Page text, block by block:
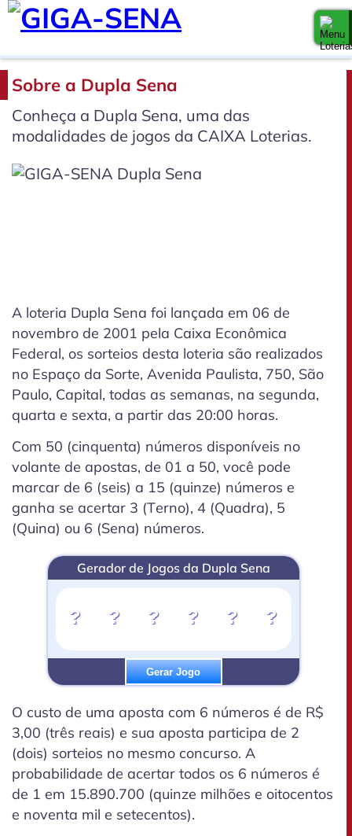
Sobre a Dupla Sena
Conheça a Dupla Sena, uma das
modalidades de jogos da CAIXA Loterias.
A loteria Dupla Sena foi lançada em 06 de
novembro de 2001 pela Caixa Econômica
Federal, os sorteios desta loteria são realizados
no Espaço da Sorte, Avenida Paulista, 750, São
Paulo, Capital, todas as semanas, na segunda,
quarta e sexta, a partir das 20:00 horas.
Com 50 (cinquenta) números disponíveis no
volante de apostas, de 01 a 50, você pode
marcar de 6 (seis) a 15 (quinze) números e
ganha se acertar 3 (Terno), 4 (Quadra), 5
(Quina) ou 6 (Sena) números.
Gerador de Jogos da Dupla Sena
? ? ? ? ? ?
Gerar Jogo
O custo de uma aposta com 6 números é de R$
3,00 (três reais) e sua aposta participa de 2
(dois) sorteios no mesmo concurso. A
probabilidade de acertar todos os 6 números é
de 1 em 15.890.700 (quinze milhões e oitocentos
e noventa mil e setecentos).